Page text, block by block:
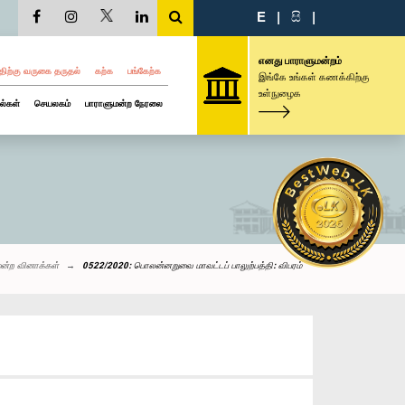
E | සි |
வருகை தருதல் கற்க பங்கேற்க
செயலகம் பாராளுமன்ற நேரலை
எனது பாராளுமன்றம்
இங்கே உங்கள் கணக்கிற்கு
உள்நுழைக
வினாக்கள் 0522/2020: பொலன்னறுவை மாவட்டப் பாலுற்பத்தி: விபரம்